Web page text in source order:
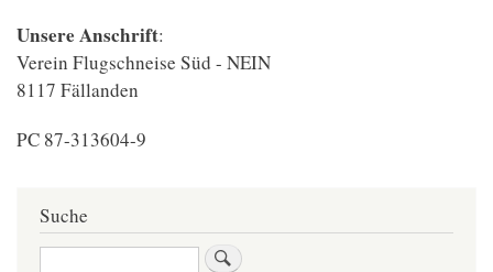
Unsere Anschrift:
Verein Flugschneise Süd - NEIN
8117 Fällanden
PC 87-313604-9
Suche
Suche